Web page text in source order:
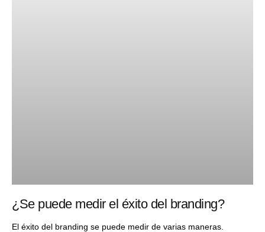
¿Se puede medir el éxito del branding?
El éxito del branding se puede medir de varias maneras.